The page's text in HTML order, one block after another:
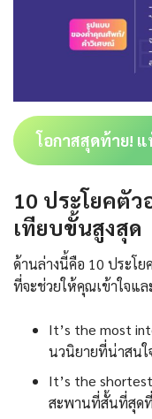
โอกาสสุดท้าย!
10 ประโยคตัว
เทียบขั้นสูงสุด
ด้านล่างนี้คือ 10 ประโย
ที่จะช่วยให้คุณเข้าใจแล
It’s the most
นวนิยายที่น่าสนใ
It’s the
สะพานที่สั้นที่สุด